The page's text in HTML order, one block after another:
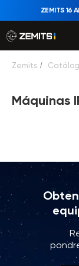
ZEMITS 16
Zemits /
Máquinas